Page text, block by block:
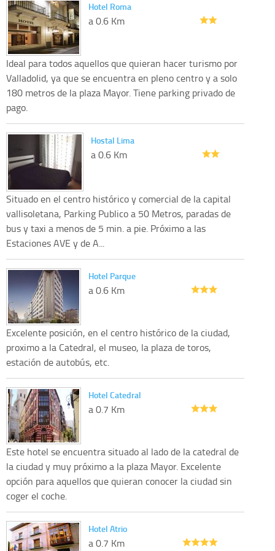
Hotel Roma
a 0.6 Km
Ideal para todos aquellos que quieran hacer turismo por
Valladolid, ya que se encuentra en pleno centro y a solo
180 metros de la plaza Mayor. Tiene parking privado de
pago.
Hostal Lima
a 0.6 Km
Situado en el centro histórico y comercial de la capital
vallisoletana, Parking Publico a 50 Metros, paradas de
bus y taxi a menos de 5 min. a pie. Próximo a las
Estaciones AVE y de A...
Hotel Parque
a 0.6 Km
Excelente posición, en el centro histórico de la ciudad,
proximo a la Catedral, el museo, la plaza de toros,
estación de autobús, etc.
Hotel Catedral
a 0.7 Km
Este hotel se encuentra situado al lado de la catedral de
la ciudad y muy próximo a la plaza Mayor. Excelente
opción para aquellos que quieran conocer la ciudad sin
coger el coche.
Hotel Atrio
a 0.7 Km